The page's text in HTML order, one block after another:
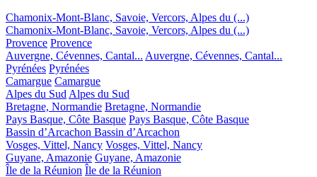
Chamonix-Mont-Blanc, Savoie, Vercors, Alpes du (...)
Chamonix-Mont-Blanc, Savoie, Vercors, Alpes du (...)
Provence Provence
Auvergne, Cévennes, Cantal... Auvergne, Cévennes, Cantal...
Pyrénées Pyrénées
Camargue Camargue
Alpes du Sud Alpes du Sud
Bretagne, Normandie Bretagne, Normandie
Pays Basque, Côte Basque Pays Basque, Côte Basque
Bassin d’Arcachon Bassin d’Arcachon
Vosges, Vittel, Nancy Vosges, Vittel, Nancy
Guyane, Amazonie Guyane, Amazonie
Île de la Réunion Île de la Réunion